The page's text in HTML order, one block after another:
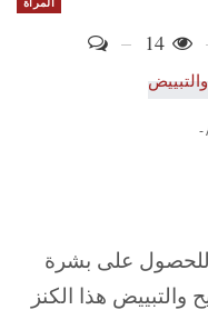
المرأة
-
على بشرة
والتبييض هذا الكنز